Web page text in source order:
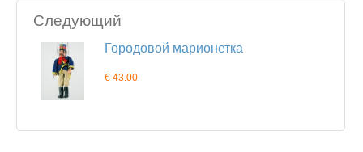
Следующий
Городовой марионетка
€ 43.00